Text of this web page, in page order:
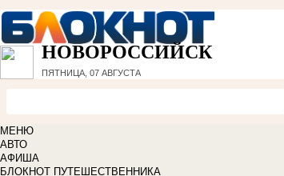
НОВОРОССИЙСК
ПЯТНИЦА, 07 АВГУСТА
МЕНЮ
АВТО
АФИША
БЛОКНОТ ПУТЕШЕСТВЕННИКА